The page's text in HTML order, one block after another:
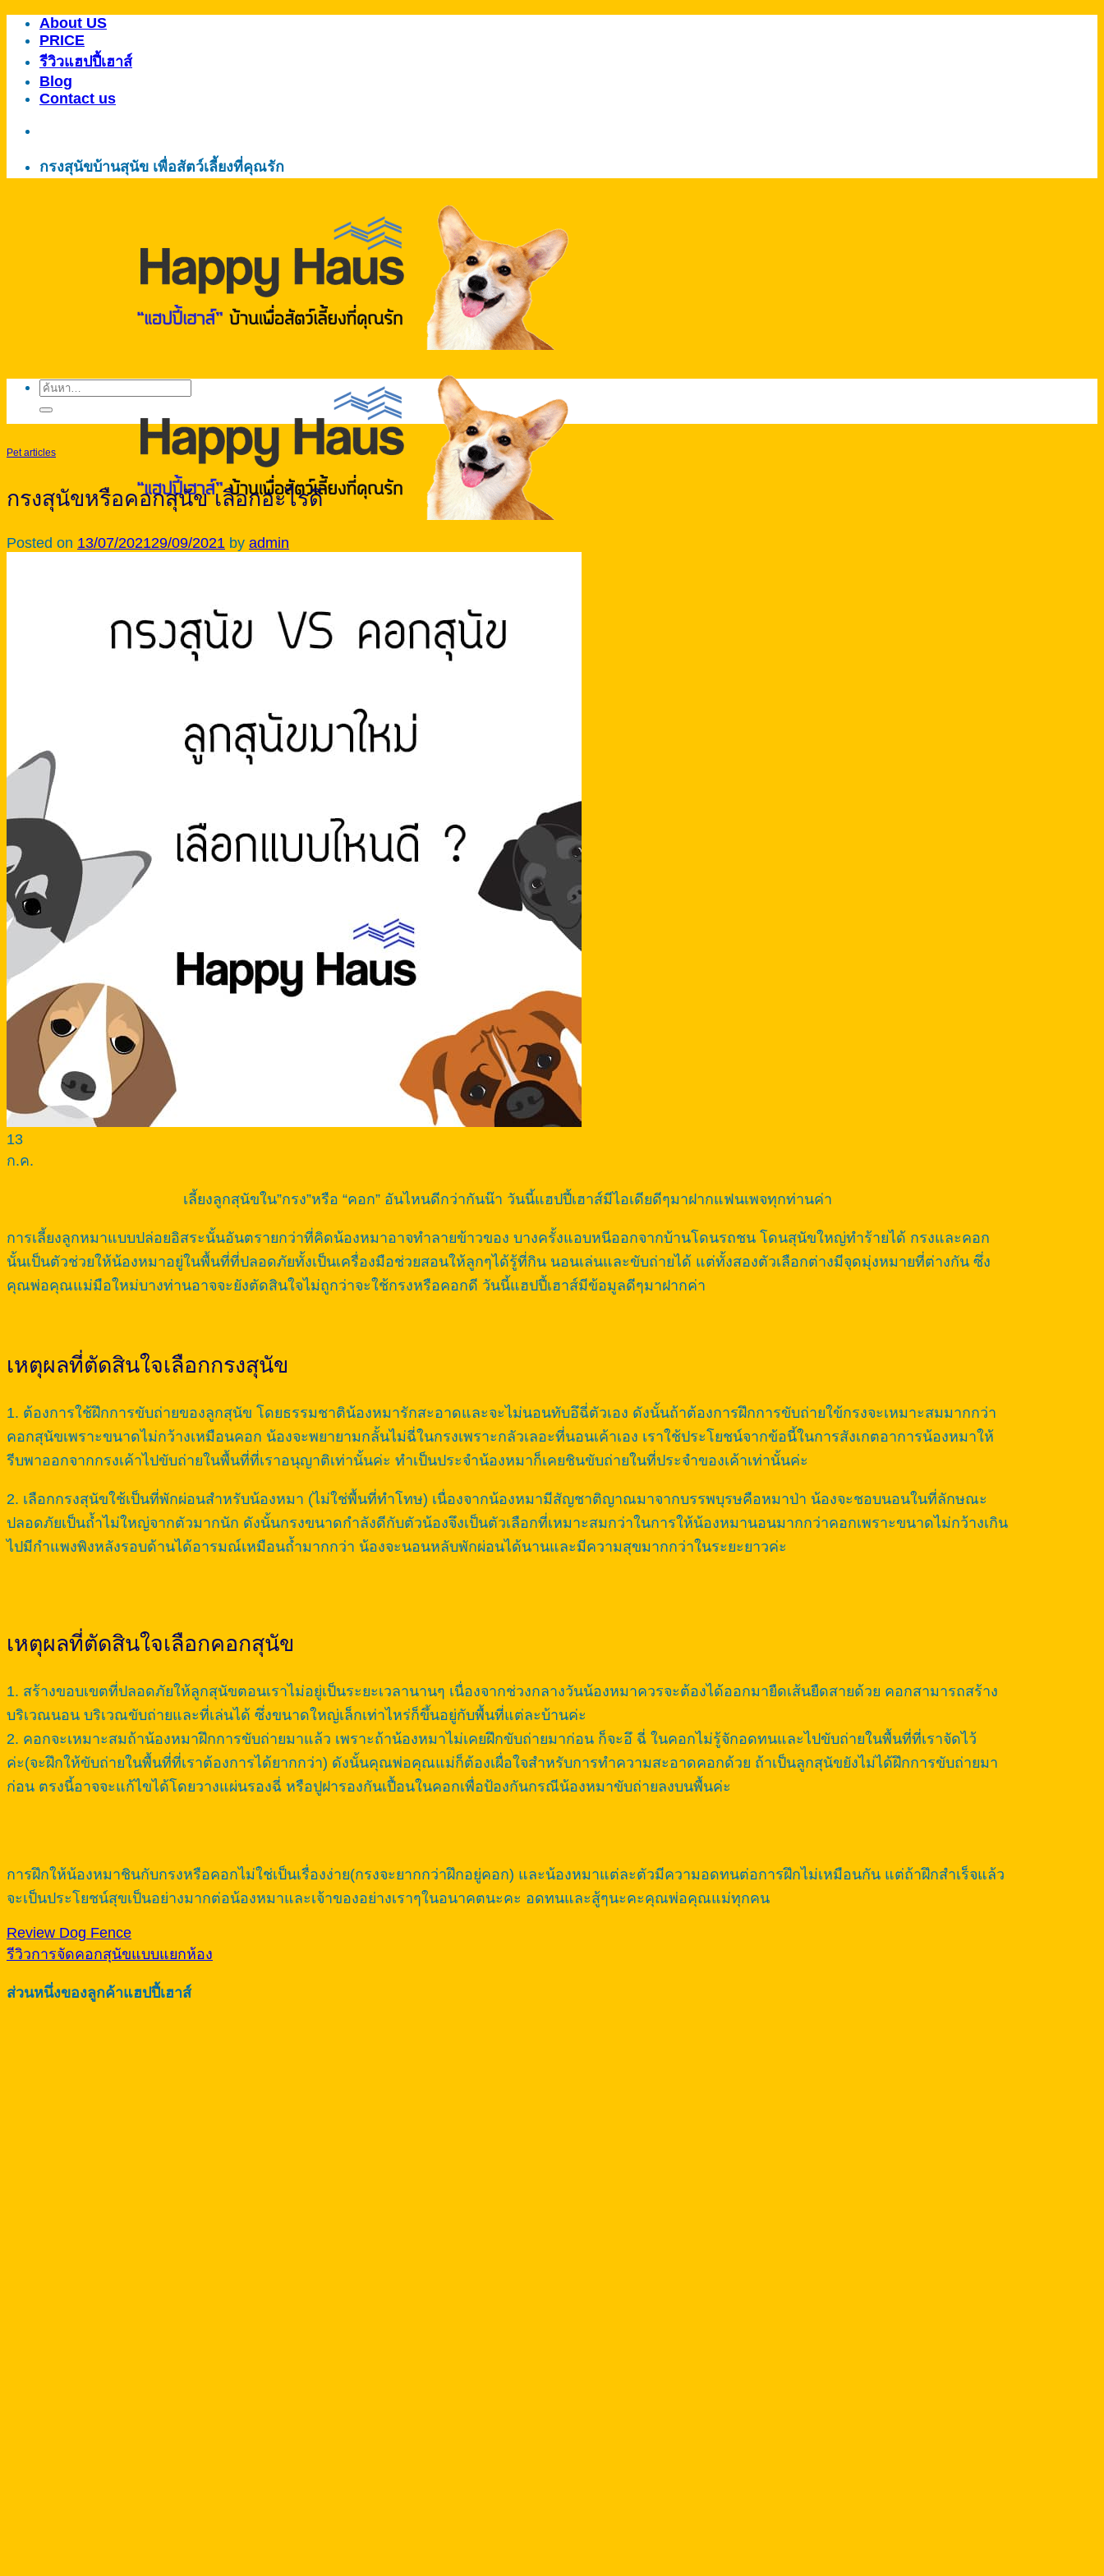
ข้าม
เนื้อหา
About US
PRICE
รีวิวแฮปปี้เฮาส์
Blog
Contact us
กรงสุนัขบ้านสุนัข เพื่อสัตว์เลี้ยงที่คุณรัก
ค้นหา:
Pet articles
กรงสุนัขหรือคอกสุนัข เลือกอะไรดี
Posted on 13/07/202129/09/2021 by admin
13
ก.ค.
เลี้ยงลูกสุนัขใน”กรง”หรือ “คอก” อันไหนดีกว่ากันน๊า วันนี้แฮปปี้เฮาส์มีไอเดียดีๆมาฝากแฟนเพจทุกท่านค่า
การเลี้ยงลูกหมาแบบปล่อยอิสระนั้นอันตรายกว่าที่คิดน้องหมาอาจทำลายข้าวของ บางครั้งแอบหนีออกจากบ้านโดนรถชน โดนสุนัขใหญ่ทำร้ายได้ กรงและคอก
นั้นเป็นตัวช่วยให้น้องหมาอยู่ในพื้นที่ที่ปลอดภัยทั้งเป็นเครื่องมือช่วยสอนให้ลูกๆได้รู้ที่กิน นอนเล่นและขับถ่ายได้ แต่ทั้งสองตัวเลือกต่างมีจุดมุ่งหมายที่ต่างกัน ซึ่ง
คุณพ่อคุณแม่มือใหม่บางท่านอาจจะยังตัดสินใจไม่ถูกว่าจะใช้กรงหรือคอกดี วันนี้แฮปปี้เฮาส์มีข้อมูลดีๆมาฝากค่า
เหตุผลที่ตัดสินใจเลือกกรงสุนัข
1. ต้องการใช้ฝึกการขับถ่ายของลูกสุนัข โดยธรรมชาติน้องหมารักสะอาดและจะไม่นอนทับอึฉี่ตัวเอง ดังนั้นถ้าต้องการฝึกการขับถ่ายใข้กรงจะเหมาะสมมากกว่า
คอกสุนัขเพราะขนาดไม่กว้างเหมือนคอก น้องจะพยายามกลั้นไม่ฉี่ในกรงเพราะกลัวเลอะที่นอนเค้าเอง เราใช้ประโยชน์จากข้อนี้ในการสังเกตอาการน้องหมาให้
รีบพาออกจากกรงเค้าไปขับถ่ายในพื้นที่ที่เราอนุญาติเท่านั้นค่ะ ทำเป็นประจำน้องหมาก็เคยชินขับถ่ายในที่ประจำของเค้าเท่านั้นค่ะ
2. เลือกกรงสุนัขใช้เป็นที่พักผ่อนสำหรับน้องหมา (ไม่ใช่พื้นที่ทำโทษ) เนื่องจากน้องหมามีสัญชาติญาณมาจากบรรพบุรษคือหมาป่า น้องจะชอบนอนในที่ลักษณะ
ปลอดภัยเป็นถ้ำไม่ใหญ่จากตัวมากนัก ดังนั้นกรงขนาดกำลังดีกับตัวน้องจึงเป็นตัวเลือกที่เหมาะสมกว่าในการให้น้องหมานอนมากกว่าคอกเพราะขนาดไม่กว้างเกิน
ไปมีกำแพงพิงหลังรอบด้านได้อารมณ์เหมือนถ้ำมากกว่า น้องจะนอนหลับพักผ่อนได้นานและมีความสุขมากกว่าในระยะยาวค่ะ
เหตุผลที่ตัดสินใจเลือกคอกสุนัข
1. สร้างขอบเขตที่ปลอดภัยให้ลูกสุนัขตอนเราไม่อยู่เป็นระยะเวลานานๆ เนื่องจากช่วงกลางวันน้องหมาควรจะต้องได้ออกมายืดเส้นยืดสายด้วย คอกสามารถสร้าง
บริเวณนอน บริเวณขับถ่ายและที่เล่นได้ ซึ่งขนาดใหญ่เล็กเท่าไหร่ก็ขึ้นอยู่กับพื้นที่แต่ละบ้านค่ะ
2. คอกจะเหมาะสมถ้าน้องหมาฝึกการขับถ่ายมาแล้ว เพราะถ้าน้องหมาไม่เคยฝึกขับถ่ายมาก่อน ก็จะอึ ฉี่ ในคอกไม่รู้จักอดทนและไปขับถ่ายในพื้นที่ที่เราจัดไว้
ค่ะ(จะฝึกให้ขับถ่ายในพื้นที่ที่เราต้องการได้ยากกว่า) ดังนั้นคุณพ่อคุณแม่ก็ต้องเผื่อใจสำหรับการทำความสะอาดคอกด้วย ถ้าเป็นลูกสุนัขยังไม่ได้ฝึกการขับถ่ายมา
ก่อน ตรงนี้อาจจะแก้ไขได้โดยวางแผ่นรองฉี่ หรือปูฝารองกันเปื้อนในคอกเพื่อป้องกันกรณีน้องหมาขับถ่ายลงบนพื้นค่ะ
การฝึกให้น้องหมาชินกับกรงหรือคอกไม่ใช่เป็นเรื่องง่าย(กรงจะยากกว่าฝึกอยู่คอก) และน้องหมาแต่ละตัวมีความอดทนต่อการฝึกไม่เหมือนกัน แต่ถ้าฝึกสำเร็จแล้ว
จะเป็นประโยชน์สุขเป็นอย่างมากต่อน้องหมาและเจ้าของอย่างเราๆในอนาคตนะคะ อดทนและสู้ๆนะคะคุณพ่อคุณแม่ทุกคน
Review Dog Fence
รีวิวการจัดคอกสุนัขแบบแยกห้อง
ส่วนหนึ่งของลูกค้าแฮปปี้เฮาส์